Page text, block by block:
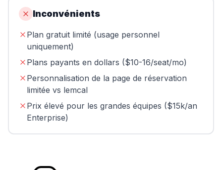
Inconvénients
Plan gratuit limité (usage personnel
uniquement)
Plans payants en dollars ($10-16/seat/mo)
Personnalisation de la page de réservation
limitée vs lemcal
Prix élevé pour les grandes équipes ($15k/an
Enterprise)